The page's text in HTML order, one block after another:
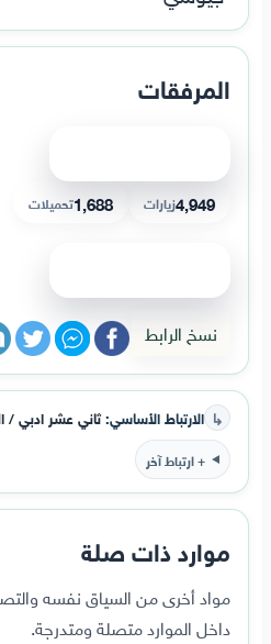
المرفقات
4,949زيارات 1,688تحميلات
نسخ الرابط
↳ الارتباط الأساسي:ثاني عشر ادبي /
+ ارتباط آخر
موارد ذات صلة
مواد أخرى من السياق نفسه
داخل الموارد متصلة ومتدرجة.